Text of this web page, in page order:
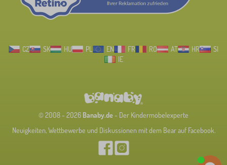
CZ SK HU PL EN FR RO AT HR
SI
IE
© 2008 - 2026 Banaby.de- Der Kindermöbelexperte
Neuigkeiten, Wettbewerbe und Diskussionen mit dem Bear auf Facebook.